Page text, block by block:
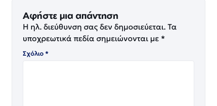
Αφήστε μια απάντηση
Η ηλ. διεύθυνση σας δεν δημοσιεύεται. Τα
υποχρεωτικά πεδία σημειώνονται με *
Σχόλιο*